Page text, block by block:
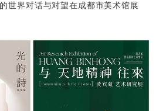
世界对话与对望在成都市美术馆展